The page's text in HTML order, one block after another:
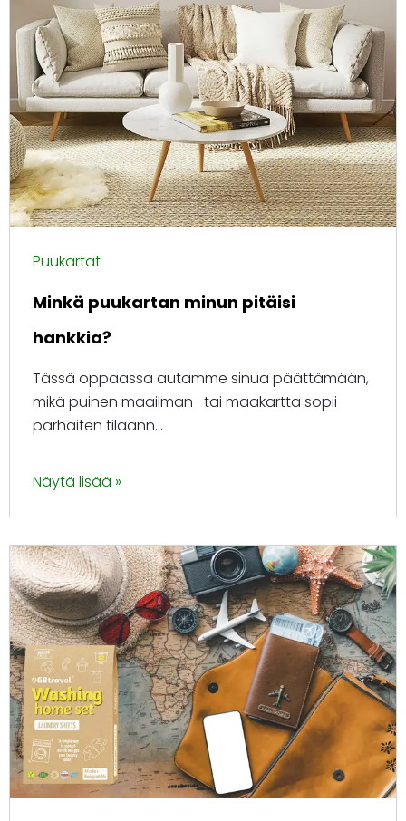
Puukartat
Minkä puukartan minun pitäisi
hankkia?
Tässä oppaassa autamme sinua päättämään,
mikä puinen maailman- tai maakartta sopii
parhaiten tilaann...
Näytä lisää »